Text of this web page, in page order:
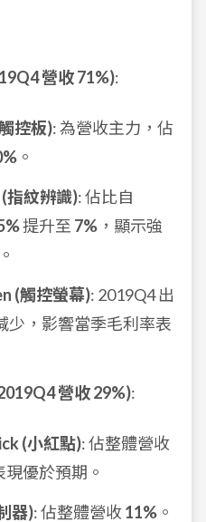
營收 71%):
控板): 為營收主力，佔
。
指紋辨識): 佔比自
提升至 7% ，顯示強
(觸控螢幕): 2019Q4 出
少，影響當季毛利率表
營收 29%):
(小紅點): 佔整體營收
現優於預期。
器): 佔整體營收11% 。